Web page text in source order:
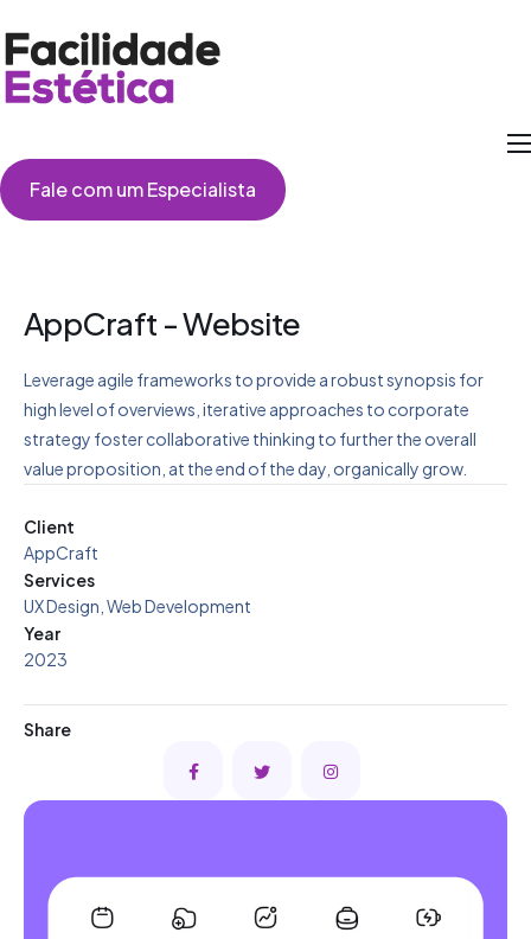
Fale com um Especialista
AppCraft - Website
Leverage agile frameworks to provide a robust synopsis for
high level of overviews, iterative approaches to corporate
strategy foster collaborative thinking to further the overall
value proposition, at the end of the day, organically grow.
Client
AppCraft
Services
UX Design, Web Development
Year
2023
Share